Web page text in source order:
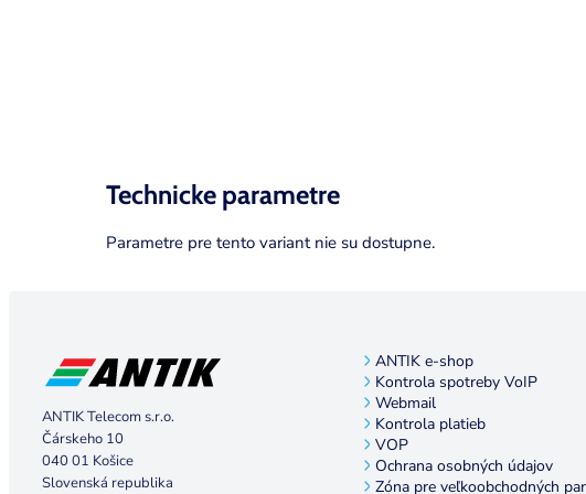
Technicke parametre
Parametre pre tento variant nie su dostupne.
ANTIK Telecom s.r.o.
Čárskeho 10
040 01 Košice
Slovenská republika
ANTIK e-shop
Kontrola spotreby VoIP
Webmail
Kontrola platieb
VOP
Ochrana osobných údajov
Zóna pre veľkoobchodných